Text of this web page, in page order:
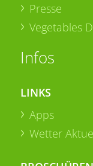
Presse
Vegetables
Infos
LINKS
Apps
Wetter